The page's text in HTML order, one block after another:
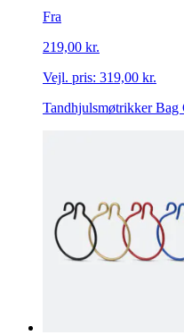
Fra
219,00 kr.
Vejl. pris: 319,00 kr.
Tandhjulsmøtrikker